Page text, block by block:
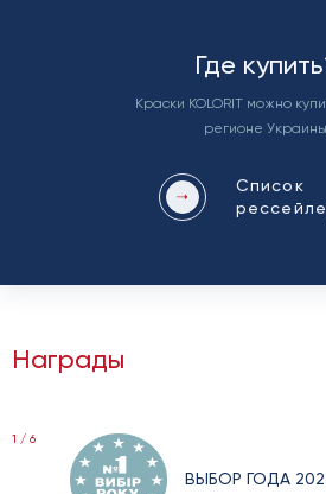
Где
Краски KOLORIT можно
регионе Украины
Cписок
Награды
1 / 6
ВЫБОР ГОДА